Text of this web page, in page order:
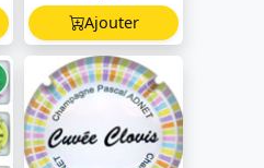
Ajouter